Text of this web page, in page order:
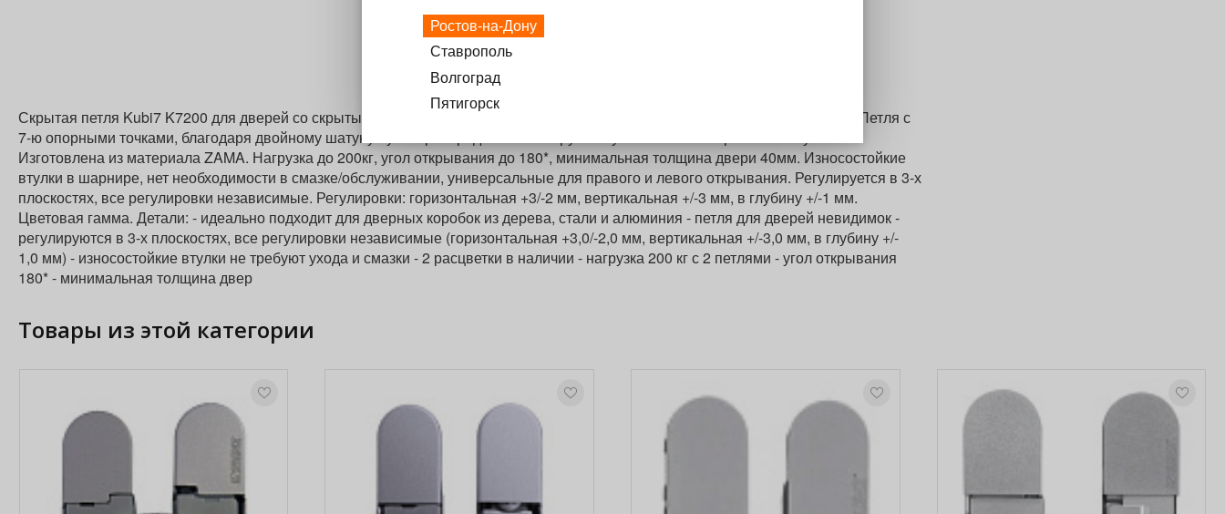
Скрытая петля Kubi7 K7200 для дверей со скрытым дверным коробом, для дверной коробки из дерева, стали и алюминия. Петля с
7-ю опорными точками, благодаря двойному шатуну лучше распределяется нагрузка и увеличивается прочность втулок.
Изготовлена из материала ZAMA. Нагрузка до 200кг, угол открывания до 180*, минимальная толщина двери 40мм. Износостойкие
втулки в шарнире, нет необходимости в смазке/обслуживании, универсальные для правого и левого открывания. Регулируется в 3-х
плоскостях, все регулировки независимые. Регулировки: горизонтальная +3/-2 мм, вертикальная +/-3 мм, в глубину +/-1 мм.
Цветовая гамма. Детали: - идеально подходит для дверных коробок из дерева, стали и алюминия - петля для дверей невидимок -
регулируются в 3-х плоскостях, все регулировки независимые (горизонтальная +3,0/-2,0 мм, вертикальная +/-3,0 мм, в глубину +/-
1,0 мм) - износостойкие втулки не требуют ухода и смазки - 2 расцветки в наличии - нагрузка 200 кг с 2 петлями - угол открывания
180* - минимальная толщина двер
Товары из этой категории
Ростов-на-Дону
Ставрополь
Волгоград
Пятигорск